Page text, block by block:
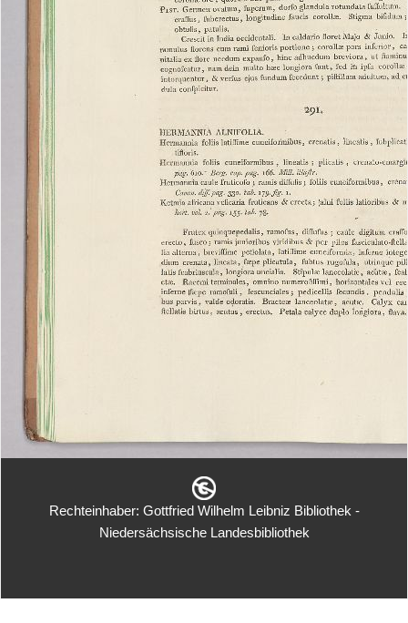
Rechteinhaber: Gottfried Wilhelm Leibniz Bibliothek -
Niedersächsische Landesbibliothek